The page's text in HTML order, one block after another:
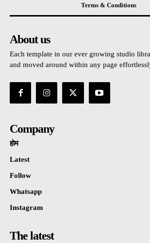
Terms & Conditions
About us
Each template in our ever growing studio
and moved around within any page
Company
होम
Latest
Follow
Whatsapp
Instagram
The latest